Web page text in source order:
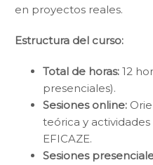
en proyectos reales.
Estructura del curso:
Total de horas: 12
presenciales).
Sesiones online:
teórica y
EFICAZE.
Sesiones